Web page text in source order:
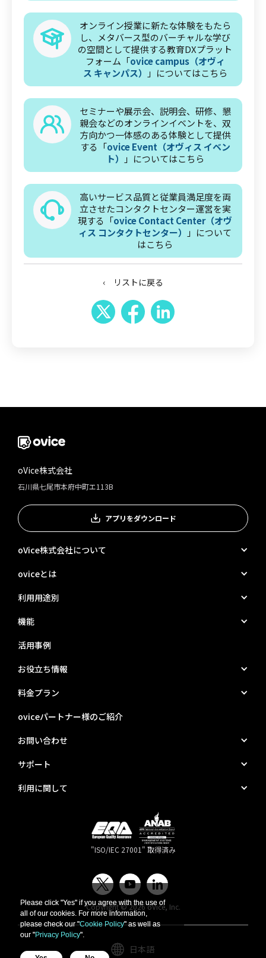
オンライン授業に新たな体験をもたら
し、メタバース型のバーチャルな学び
の空間として提供する教育DXプラット
フォーム「ovice campus（オヴィ
ス キャンパス）
」についてはこちら
セミナーや展示会、説明会、研修、懇
親会などのオンラインイベントを、双
方向かつ一体感のある体験として提供
する「ovice Event（オヴィス イベン
ト）
」についてはこちら
高いサービス品質と従業員満足度を両
立させたコンタクトセンター運営を実
現する「ovice Contact Center（オヴ
ィス コンタクトセンター）
」について
はこちら
‹ リストに戻る
oVice株式会社
石川県七尾市本府中町エ113B
アプリをダウンロード
oVice株式会社について
oviceとは
利用用途別
機能
活用事例
お役立ち情報
料金プラン
oviceパートナー様のご紹介
お問い合わせ
サポート
利用に関して
"ISO/IEC 27001" 取得済み
Copyright © 2026 oVice, Inc.
日本語
Please click "Yes" if you agree with the use of
all of our cookies. For more information,
please check our "Cookie Policy" as well as
our "Privacy Policy".
Please click "Yes" if you agree with the use of
all of our cookies. For more information,
please check our "Cookie Policy" as well as
our "Privacy Policy".